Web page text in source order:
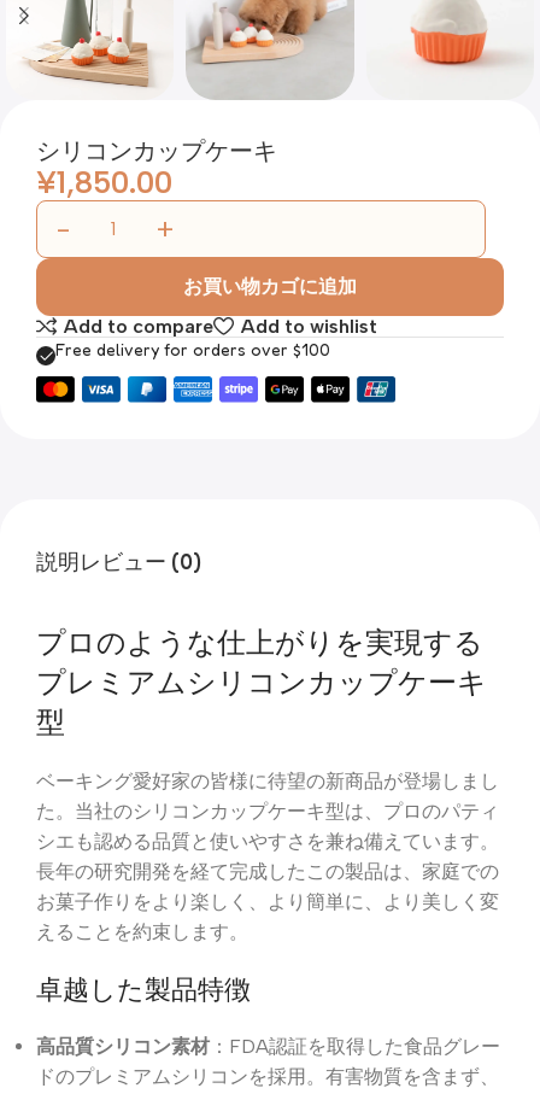
シリコンカップケーキ
¥1,850.00
お買い物カゴに追加
Add to compare
Add to wishlist
Free delivery for orders over $100
説明レビュー (0)
プロのような仕上がりを実現する
プレミアムシリコンカップケーキ
型
ベーキング愛好家の皆様に待望の新商品が登場しまし
た。当社のシリコンカップケーキ型は、プロのパティ
シエも認める品質と使いやすさを兼ね備えています。
長年の研究開発を経て完成したこの製品は、家庭での
お菓子作りをより楽しく、より簡単に、より美しく変
えることを約束します。
卓越した製品特徴
高品質シリコン素材 ：FDA認証を取得した食品グレー
ドのプレミアムシリコンを採用。有害物質を含まず、